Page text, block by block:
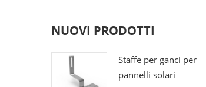
NUOVI PRODOTTI
Staffe per ganci per
pannelli solari